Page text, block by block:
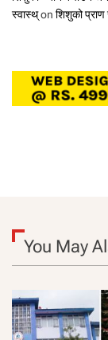
स्वास्थ्on शिशुको प्राण
You May